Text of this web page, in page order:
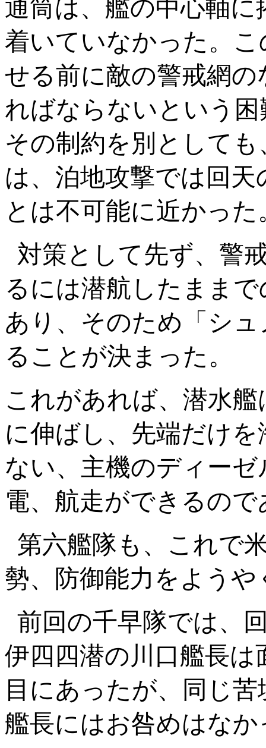
着いていなかった。
せる前に敵の警戒網
ればならないという
その制約を別として
は、泊地攻撃では回
とは不可能に近かった
対策として先ず、警
るには潜航したまま
あり、そのため「シ
ることが決まった。
これがあれば、潜水
に伸ばし、先端だけ
ない、主機のディー
電、航走ができるの
第六艦隊も、これで
勢、防御能力をよう
前回の千早隊では、
伊四四潜の川口艦長
目にあったが、同じ
艦長にはお咎めはな